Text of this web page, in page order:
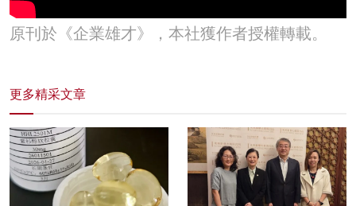
原刊於《企業雄才》，本社獲作者授權轉載。
更多精采文章